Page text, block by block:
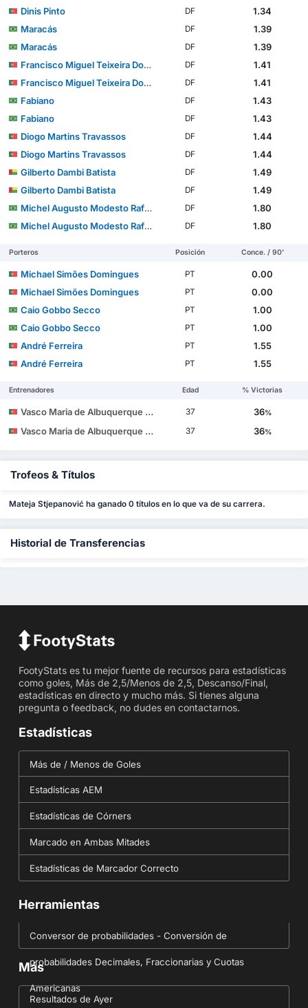
Dinis Pinto
DF
1.34
Maracás
DF
1.39
Maracás
DF
1.39
Francisco Miguel Teixeira Domingues
DF
1.41
Francisco Miguel Teixeira Domingues
DF
1.41
Fabiano
DF
1.43
Fabiano
DF
1.43
Diogo Martins Travassos
DF
1.44
Diogo Martins Travassos
DF
1.44
Gilberto Dambi Batista
DF
1.49
Gilberto Dambi Batista
DF
1.49
Michel Augusto Modesto Rafael dos Santos
DF
1.80
Michel Augusto Modesto Rafael dos Santos
DF 1.80
Porteros Posición Conce. / 90'
Michael Simões Domingues PT
0.00
Michael Simões Domingues
PT
0.00
Caio Gobbo Secco
PT
1.00
Caio Gobbo Secco
PT
1.00
André Ferreira
PT
1.55
André Ferreira
PT 1.55
Entrenadores Edad % Victorias
Vasco Maria de Albuquerque Botelho da Costa 37 36%
Vasco Maria de Albuquerque Botelho da Costa 37 36%
Trofeos & Títulos
Mateja Stjepanović ha ganado 0 títulos en lo que va de su carrera.
Historial de Transferencias
FootyStats es tu mejor fuente de recursos para estadísticas
como goles, Más de 2,5/Menos de 2,5, Descanso/Final,
estadísticas en directo y mucho más. Si tienes alguna
pregunta o feedback, no dudes en contactarnos.
Estadísticas
Más de / Menos de Goles
Estadísticas AEM
Estadísticas de Córners
Marcado en Ambas Mitades
Estadísticas de Marcador Correcto
Herramientas
Conversor de probabilidades - Conversión de
probabilidades Decimales, Fraccionarias y Cuotas
Americanas
Más
Resultados de Ayer